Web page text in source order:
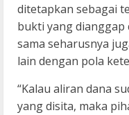
ditetapkan sebagai
bukti yang dianggap
sama seharusnya
lain dengan pola
“Kalau aliran dana
yang disita, maka